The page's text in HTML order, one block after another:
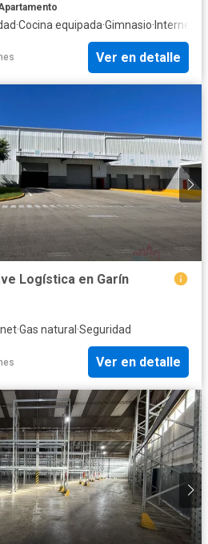
·Cocina equipada·Gimnasio·Internet
Ver en detalle
Logística en Garín
·Gas natural ·Seguridad
Ver en detalle